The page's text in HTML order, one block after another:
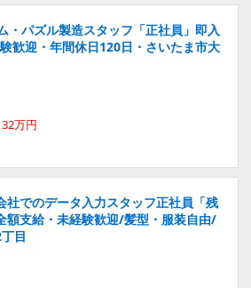
・パズル製造スタッフ「正社員」即入
歓迎・年間休日120日・さいたま市大
万円
社でのデータ入力スタッフ正社員「残
額支給・未経験歓迎/髪型・服装自由/
目